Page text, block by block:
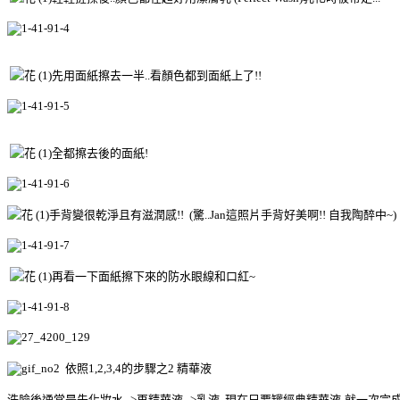
先用面紙擦去一半..看顏色都到面紙上了!!
全都擦去後的面紙!
手背變很乾淨且有滋潤感!! (驚..Jan這照片手背好美啊!! 自我陶醉中~)
再看一下面紙擦下來的防水眼線和口紅~
依照1,2,3,4的步驟之2 精華液